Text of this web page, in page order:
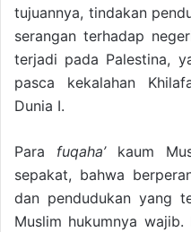
tujuannya, tindakan
serangan terhadap
terjadi pada Palestina,
pasca kekalahan
Dunia I.
Para fuqaha’kaum
sepakat, bahwa
dan pendudukan yang
Muslim hukumnya